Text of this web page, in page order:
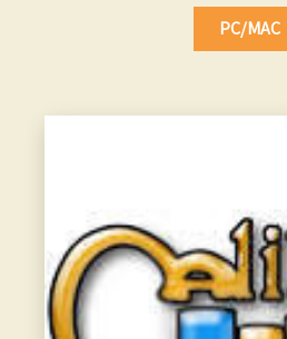
PC/MAC